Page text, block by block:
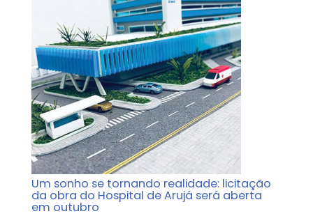
Um sonho se tornando realidade: licitação
da obra do Hospital de Arujá será aberta
em outubro